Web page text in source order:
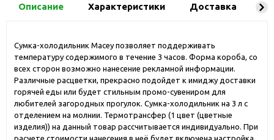
Описание Характеристики Доставка
Сумка-холодильник Macey позволяет поддерживать
температуру содержимого в течение 3 часов. Форма короба, со
всех сторон возможно нанесение рекламной информации.
Различные расцветки, прекрасно подойдет к имиджу доставки
горячей еды или будет стильным промо-сувениром для
любителей загородных прогулок. Сумка-холодильник на 3 л с
отделением на молнии. Термотрансфер (1 цвет (цветные
изделия)) на данный товар рассчитывается индивидуально. При
расчете стоимости нанесения в неё будет включена настройка